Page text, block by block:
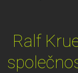
Ralf